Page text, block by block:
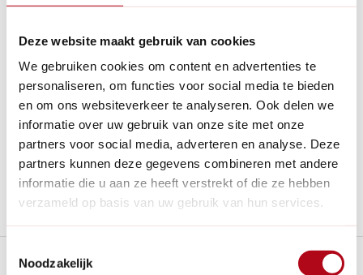
Deze website maakt gebruik van cookies
We gebruiken cookies om content en advertenties te
personaliseren, om functies voor social media te bieden
en om ons websiteverkeer te analyseren. Ook delen we
informatie over uw gebruik van onze site met onze
partners voor social media, adverteren en analyse. Deze
partners kunnen deze gegevens combineren met andere
informatie die u aan ze heeft verstrekt of die ze hebben
verzameld op basis van uw gebruik van hun services.
Noodzakelijk
voor chemische ontstoppingsmiddelen, gemaakt van
conserveringsmiddelen.
Betaal achteraf met Riverty.
Gratis verzenden vanaf € 60 in België en Nederland.*
14 dagen bedenktijd
Al28 jaarde tuinspecialist voor tuinliefhebbers
Nieuw:Haal je bestelling in Wilnis bij ons op!
Stel een vraag over dit product
Beschrijving